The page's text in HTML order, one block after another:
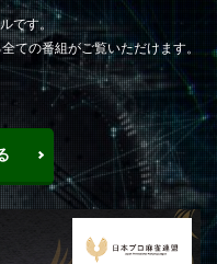
です。
ての番組がご覧いただけます。